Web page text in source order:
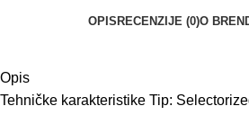
OPISRECENZIJE (0)O
Opis
Tehničke karakteristike Tip: